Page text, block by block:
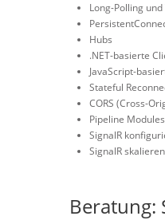
Long-Polling
Hubs
.NET-basierte
JavaScript-
Stateful
CORS (Cross-
Pipeline
SignalR
SignalR skalieren
Beratung: